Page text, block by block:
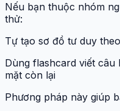
Nếu bạn thuộc nhóm
thử:
Tự tạo sơ đồ tư duy
Dùng flashcard viết câu
mặt còn lại
Phương pháp này giúp